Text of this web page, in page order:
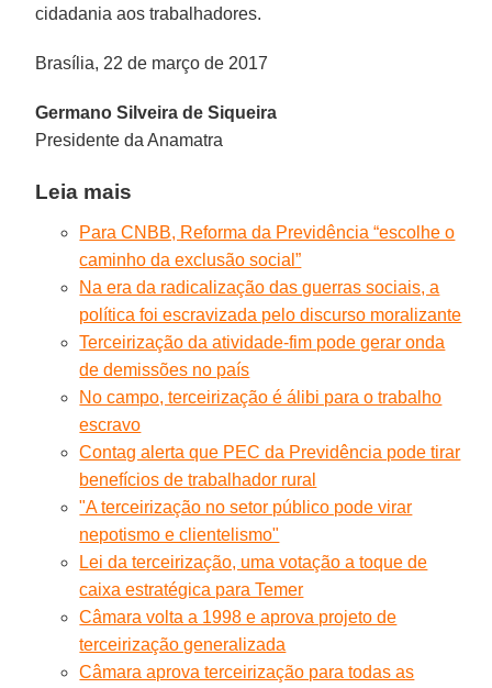
cidadania aos trabalhadores.
Brasília, 22 de março de 2017
Germano Silveira de Siqueira
Presidente da Anamatra
Leia mais
Para CNBB, Reforma da Previdência “escolhe o
caminho da exclusão social”
Na era da radicalização das guerras sociais, a
política foi escravizada pelo discurso moralizante
Terceirização da atividade-fim pode gerar onda
de demissões no país
No campo, terceirização é álibi para o trabalho
escravo
Contag alerta que PEC da Previdência pode tirar
benefícios de trabalhador rural
"A terceirização no setor público pode virar
nepotismo e clientelismo"
Lei da terceirização, uma votação a toque de
caixa estratégica para Temer
Câmara volta a 1998 e aprova projeto de
terceirização generalizada
Câmara aprova terceirização para todas as